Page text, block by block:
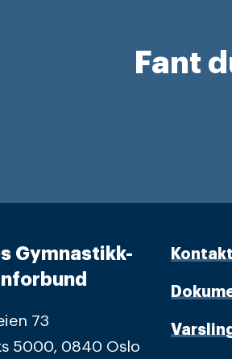
Fant
Gymnastikk-
73
5000, 0840 Oslo